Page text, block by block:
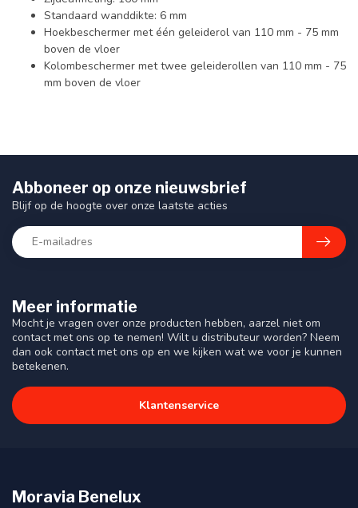
Standaard wanddikte: 6 mm
Hoekbeschermer met één geleiderol van 110 mm - 75 mm
boven de vloer
Kolombeschermer met twee geleiderollen van 110 mm - 75
mm boven de vloer
Meer informatie
Mocht je vragen over onze producten hebben, aarzel niet om
contact met ons op te nemen! Wilt u distributeur worden? Neem
dan ook contact met ons op en we kijken wat we voor je kunnen
betekenen.
Klantenservice
Abboneer op onze nieuwsbrief
Blijf op de hoogte over onze laatste acties
Moravia Benelux